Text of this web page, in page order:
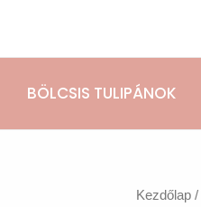
BÖLCSIS TULIPÁNOK
Kezdőlap /
Anyák